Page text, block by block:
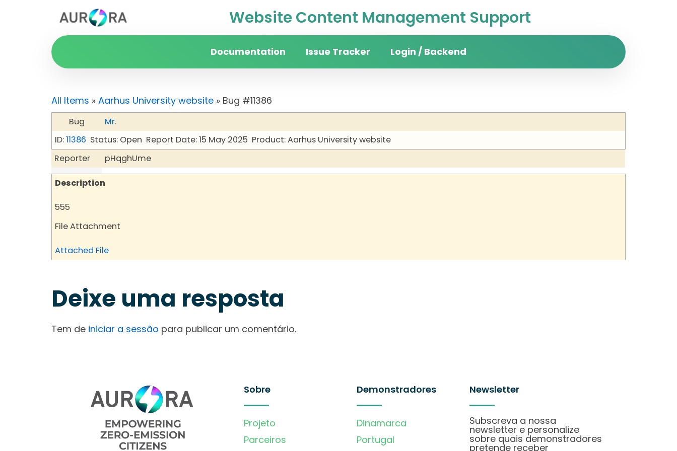
Website Content Management Support
Documentation Issue Tracker Login / Backend
All Items » Aarhus University website » Bug #11386
Bug
Mr.
ID:11386 Status: Open Report Date: 15 May 2025 Product: Aarhus University website
Reporter
pHqghUme
Description
555
File Attachment
Attached File
Deixe uma resposta
Tem de iniciar a sessão para publicar um comentário.
Sobre
Projeto
Parceiros
Demonstradores
Dinamarca
Portugal
Newsletter
Subscreva a nossa
newsletter e personalize
sobre quais demonstradores
pretende receber